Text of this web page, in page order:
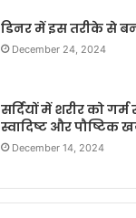
डिनर में इस तरीके से
December 24, 2024
सर्दियों में शरीर को
स्वादिष्ट और पौष्टिक
December 14, 2024